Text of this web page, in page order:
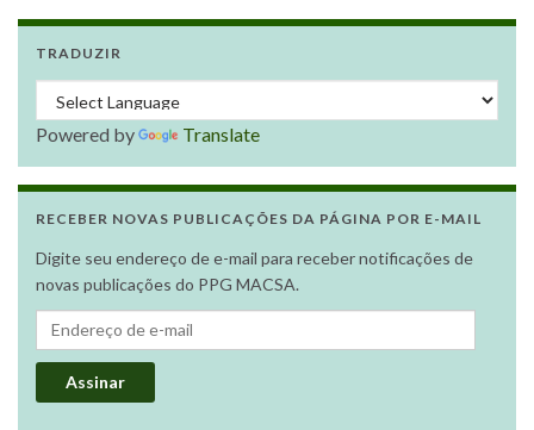
TRADUZIR
Powered by Translate
RECEBER NOVAS PUBLICAÇÕES DA PÁGINA POR E-MAIL
Digite seu endereço de e-mail para receber notificações de
novas publicações do PPG MACSA.
Endereço de e-mail
Assinar